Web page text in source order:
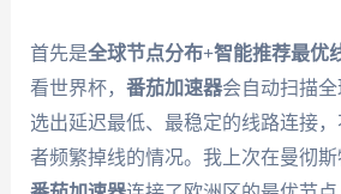
首先是全球节点分布+智能推荐最优
看世界杯， 番茄加速器会自动扫描
选出延迟最低、最稳定的线路连接
者频繁掉线的情况。我上次在曼彻